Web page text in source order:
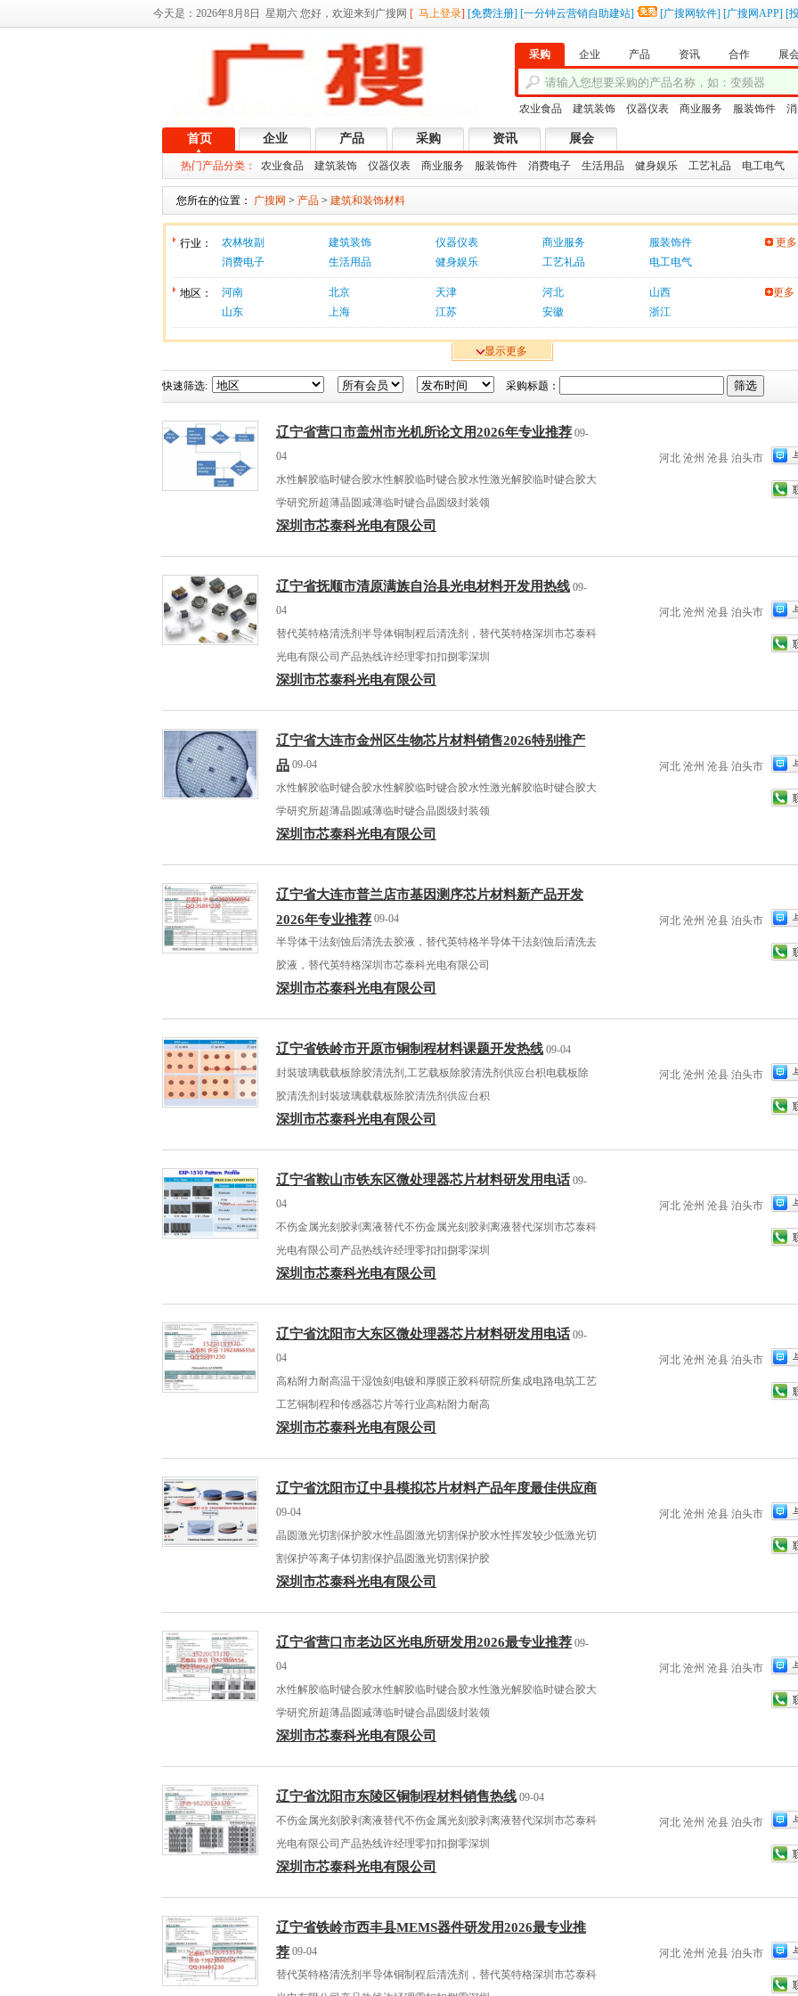
今天是： 2026年8月8日 星期六 您好，欢迎来到广搜网 [ 马上登录] [免费注册] [一分钟云营销自助建站] [广搜网软件] [广搜网APP] [
采购 企业 产品 资讯 合作 展
农业食品 建筑装饰 仪器仪表 商业服务 服装饰件
首页 企业 产品 采购 资讯 展会
热门产品分类： 农业食品 建筑装饰 仪器仪表 商业服务 服装饰件 消费电子 生活用品 健身娱乐 工艺礼品 电工电气
您所在的位置： 广搜网 > 产品 > 建筑和装饰材料
行业： 农林牧副 建筑装饰 仪器仪表 商业服务
服装饰件
消费电子
生活用品 健身娱乐 工艺礼品 电工电气
更多
地区： 河南 北京 天津 河北
山西
山东
上海 江苏 安徽 浙江
更多
显示更多
快速筛选: 采购标题：
辽宁省营口市盖州市光机所论文用2026年专业推荐 09-
04
水性解胶临时键合胶水性解胶临时键合胶水性激光解胶临时键合胶大
学研究所超薄晶圆减薄临时键合晶圆级封装领
深圳市芯泰科光电有限公司
河北 沧州 沧县 泊头市
辽宁省抚顺市清原满族自治县光电材料开发用热线 09-
04
替代英特格清洗剂半导体铜制程后清洗剂，替代英特格深圳市芯泰科
光电有限公司产品热线许经理零扣扣捌零深圳
深圳市芯泰科光电有限公司
河北 沧州 沧县 泊头市
辽宁省大连市金州区生物芯片材料销售2026特别推产
品 09-04
水性解胶临时键合胶水性解胶临时键合胶水性激光解胶临时键合胶大
学研究所超薄晶圆减薄临时键合晶圆级封装领
深圳市芯泰科光电有限公司
河北 沧州 沧县 泊头市
辽宁省大连市普兰店市基因测序芯片材料新产品开发
2026年专业推荐 09-04
半导体干法刻蚀后清洗去胶液，替代英特格半导体干法刻蚀后清洗去
胶液，替代英特格深圳市芯泰科光电有限公司
深圳市芯泰科光电有限公司
河北 沧州 沧县 泊头市
辽宁省铁岭市开原市铜制程材料课题开发热线 09-04
封裝玻璃载载板除胶清洗剂,工艺载板除胶清洗剂供应台积电载板除
胶清洗剂封裝玻璃载载板除胶清洗剂供应台积
深圳市芯泰科光电有限公司
河北 沧州 沧县 泊头市
辽宁省鞍山市铁东区微处理器芯片材料研发用电话09-
04
不伤金属光刻胶剥离液替代不伤金属光刻胶剥离液替代深圳市芯泰科
光电有限公司产品热线许经理零扣扣捌零深圳
深圳市芯泰科光电有限公司
河北 沧州 沧县 泊头市
辽宁省沈阳市大东区微处理器芯片材料研发用电话09-
04
高粘附力耐高温干湿蚀刻电镀和厚膜正胶科研院所集成电路电筑工艺
工艺铜制程和传感器芯片等行业高粘附力耐高
深圳市芯泰科光电有限公司
河北 沧州 沧县 泊头市
辽宁省沈阳市辽中县模拟芯片材料产品年度最佳供应商
09-04
晶圆激光切割保护胶水性晶圆激光切割保护胶水性挥发较少低激光切
割保护等离子体切割保护晶圆激光切割保护胶
深圳市芯泰科光电有限公司
河北 沧州 沧县 泊头市
辽宁省营口市老边区光电所研发用2026最专业推荐 09-
04
水性解胶临时键合胶水性解胶临时键合胶水性激光解胶临时键合胶大
学研究所超薄晶圆减薄临时键合晶圆级封装领
深圳市芯泰科光电有限公司
河北 沧州 沧县 泊头市
辽宁省沈阳市东陵区铜制程材料销售热线 09-04
不伤金属光刻胶剥离液替代不伤金属光刻胶剥离液替代深圳市芯泰科
光电有限公司产品热线许经理零扣扣捌零深圳
深圳市芯泰科光电有限公司
河北 沧州 沧县 泊头市
辽宁省铁岭市西丰县MEMS器件研发用2026最专业推
荐 09-04
替代英特格清洗剂半导体铜制程后清洗剂，替代英特格深圳市芯泰科
河北 沧州 沧县 泊头市